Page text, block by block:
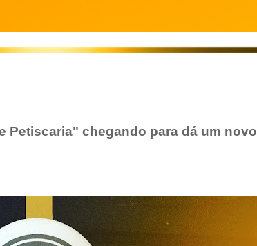
Petiscaria" chegando para dá um novo